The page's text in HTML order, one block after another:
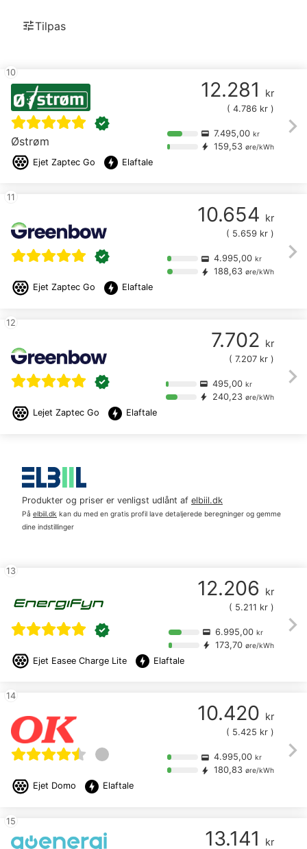
tuneTilpas
chevron_right
10
verified
Østrøm
Ejet Zaptec Go offline_bolt Elaftale
12.281 kr
( 4.786 kr )
credit_card 7.495,00 kr
bolt 159,53 øre/kWh
chevron_right
11
verified
Ejet Zaptec Go offline_bolt Elaftale
10.654 kr
( 5.659 kr )
credit_card 4.995,00 kr
bolt 188,63 øre/kWh
chevron_right
12
verified
Lejet Zaptec Go offline_bolt Elaftale
7.702 kr
( 7.207 kr )
credit_card 495,00 kr
bolt 240,23 øre/kWh
Produkter og priser er venligst udlånt af elbiil.dk
På elbiil.dk kan du med en gratis profil lave detaljerede beregninger og gemme
dine indstillinger
chevron_right
13
verified
Ejet Easee Charge Lite offline_bolt Elaftale
12.206 kr
( 5.211 kr )
credit_card 6.995,00 kr
bolt 173,70 øre/kWh
chevron_right
14
Ejet Domo offline_bolt Elaftale
10.420 kr
( 5.425 kr )
credit_card 4.995,00 kr
bolt 180,83 øre/kWh
15
13.141 kr